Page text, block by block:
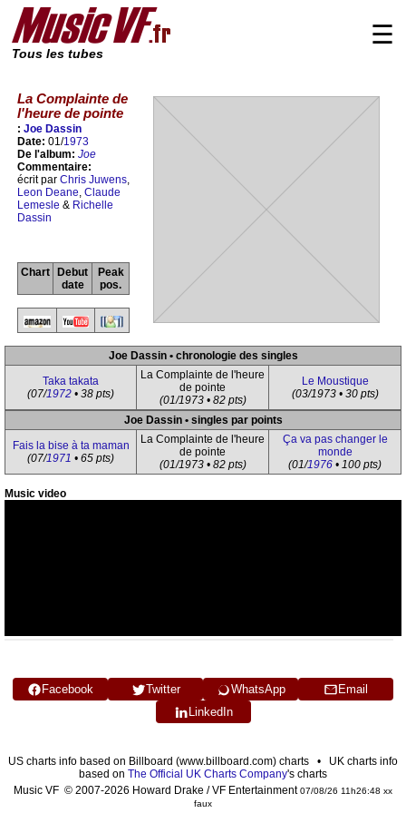
Tous les tubes
☰
La Complainte de
l'heure de pointe
: Joe Dassin
Date: 01/1973
De l'album: Joe
Commentaire:
écrit par Chris Juwens,
Leon Deane, Claude
Lemesle & Richelle
Dassin
Chart
Debut
date
Peak
pos.
Joe Dassin • chronologie des singles
Taka takata
(07/1972 • 38 pts)
La Complainte de l'heure
de pointe
(01/1973 • 82 pts)
Le Moustique
(03/1973 • 30 pts)
Joe Dassin • singles par points
Fais la bise à ta maman
(07/1971 • 65 pts)
La Complainte de l'heure
de pointe
(01/1973 • 82 pts)
Ça va pas changer le
monde
(01/1976 • 100 pts)
Music video
Facebook Twitter WhatsApp
Email
LinkedIn
US charts info based on Billboard (www.billboard.com) charts • UK charts info
based on The Official UK Charts Company's charts
Music VF © 2007-2026 Howard Drake / VF Entertainment07/08/26 11h26:48 xx
faux